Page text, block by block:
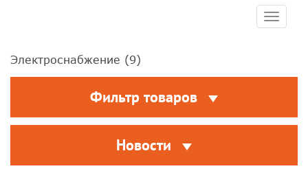
Toggle
Электроснабжение (9)
Фильтр товаров
Новости